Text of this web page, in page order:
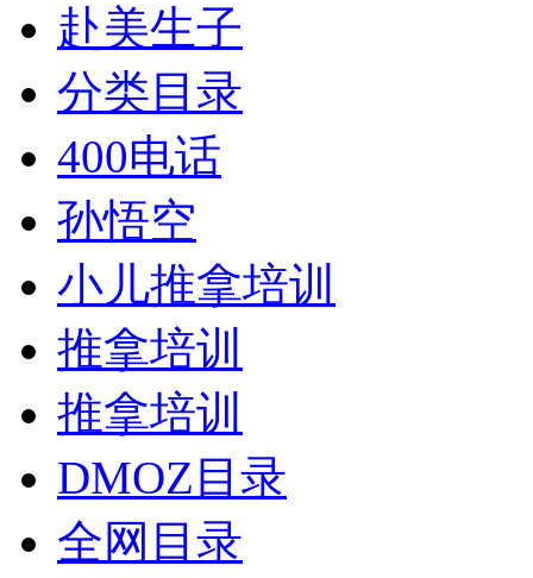
赴美生子
分类目录
400电话
孙悟空
小儿推拿培训
推拿培训
推拿培训
DMOZ目录
全网目录